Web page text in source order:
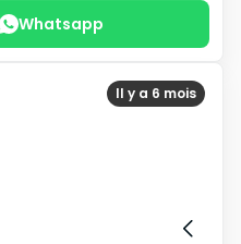
Whatsapp
Il y a 6 mois